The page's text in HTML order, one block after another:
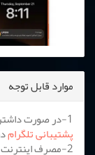
موارد قابل توجه
1-در صورت داشتن هرگونه مشکلی، لطفا با پشتیبانی آنلاین یا
پشتیبانی تلگرام